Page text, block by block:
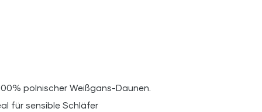
polnischer Weißgans-Daunen.
für sensible Schläfer